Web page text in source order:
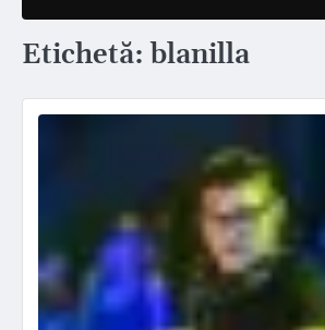
Etichetă:blanilla